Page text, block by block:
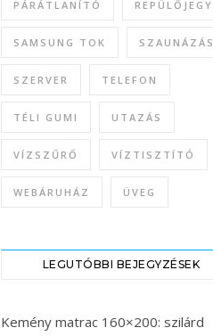
PÁRÁTLANÍTÓ REPÜLŐJEGY
SAMSUNG TOK SZAUNÁZÁS
SZERVER TELEFON
TÉLI GUMI UTAZÁS
VÍZSZŰRŐ VÍZTISZTÍTÓ
WEBÁRUHÁZ ÜVEG
LEGUTÓBBI BEJEGYZÉSEK
Kemény matrac 160×200: szilárd